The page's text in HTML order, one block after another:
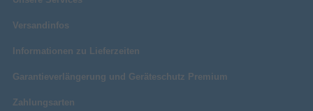
Versandinfos
Informationen zu Lieferzeiten
Garantieverlängerung und Geräteschutz Premium
Zahlungsarten